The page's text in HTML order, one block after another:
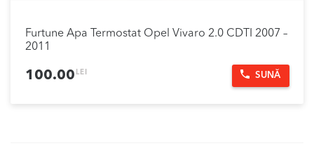
Furtune Apa Termostat Opel Vivaro 2.0 CDTI 2007 –
2011
100.00 LEI SUNĂ